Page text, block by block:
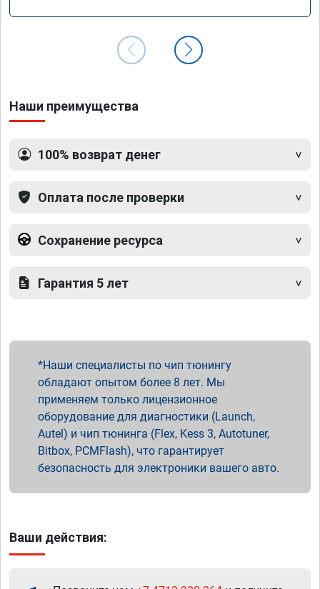
Наши преимущества
100% возврат денег
Оплата после проверки
Сохранение ресурса
Гарантия 5 лет
Наши специалисты по чип тюнингу
обладают опытом более 8 лет. Мы
применяем только лицензионное
оборудование для диагностики (Launch,
Autel) и чип тюнинга (Flex, Kess 3, Autotuner,
Bitbox, PCMFlash), что гарантирует
безопасность для электроники вашего авто.
Ваши действия: